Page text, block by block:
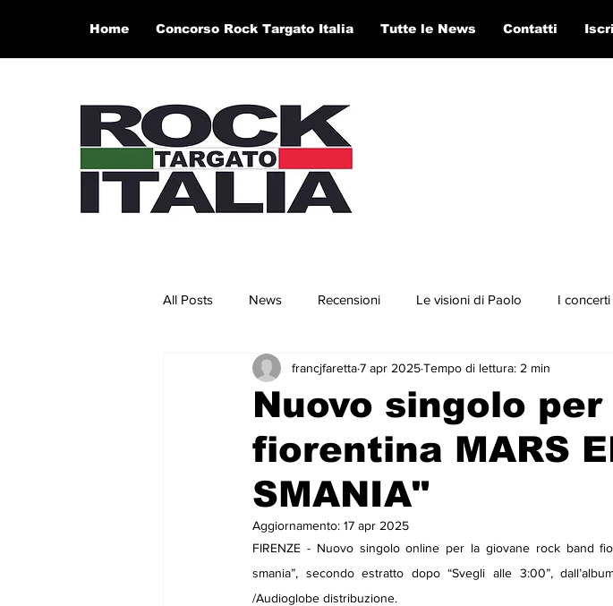
Home Concorso Rock Targato Italia Tutte le News Contatti
All Posts News Recensioni Le visioni di Paolo I
Concerti e Video Artisti in concorso RTI 2025 Playlist
Nuovo singolo
fiorentina MARS
SMANIA"
francjfaretta7 apr 2025Tempo di lettura: 2 min
Aggiornamento: 17 apr 2025
FIRENZE - Nuovo singolo online per la giovane rock band
smania”, secondo estratto dopo “Svegli alle 3:00”,
/Audioglobe distribuzione.